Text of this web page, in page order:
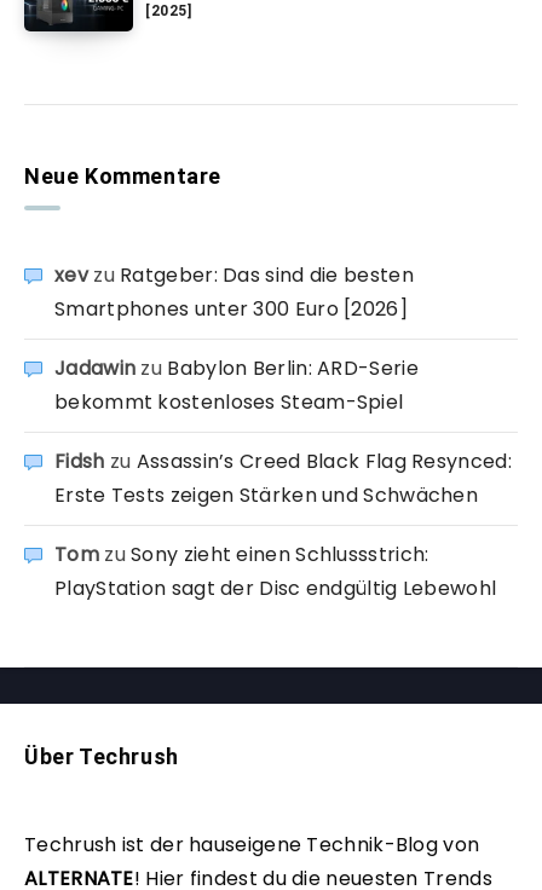
[2025]
Neue Kommentare
xevzu Ratgeber: Das sind die besten
Smartphones unter 300 Euro [2026]
Jadawin zu Babylon Berlin: ARD-Serie
bekommt kostenloses Steam-Spiel
Fidsh zu Assassin’s Creed Black Flag Resynced:
Erste Tests zeigen Stärken und Schwächen
TomzuSony zieht einen Schlussstrich:
PlayStation sagt der Disc endgültig Lebewohl
Über Techrush
Techrush ist der hauseigene Technik-Blog von
ALTERNATE! Hier findest du die neuesten Trends